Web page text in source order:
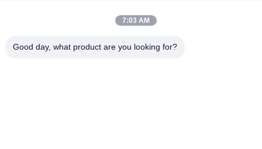
7:03 AM
Good day, what product are you looking for?